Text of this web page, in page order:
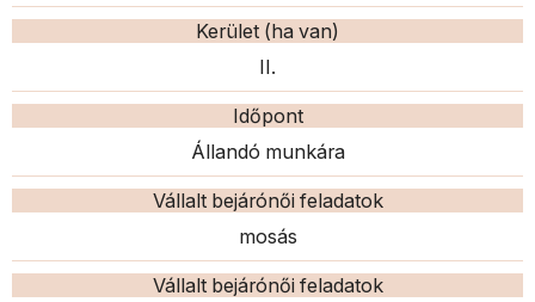
Kerület (ha van)
II.
Időpont
Állandó munkára
Vállalt bejárónői feladatok
mosás
Vállalt bejárónői feladatok